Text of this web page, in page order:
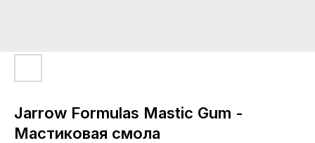
Jarrow Formulas Mastic Gum -
Мастиковая смола